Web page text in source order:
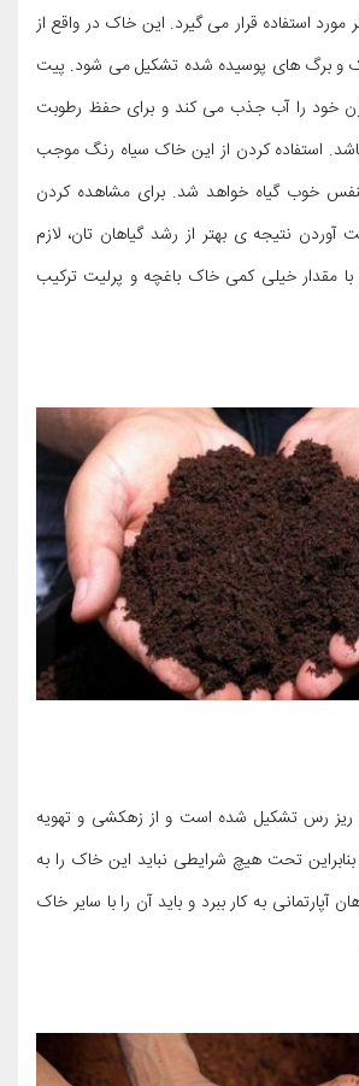
مورد استفاده قرار می گیرد. این خاک در واقع از
و برگ های پوسیده شده تشکیل می شود. پیت
خود را آب جذب می کند و برای حفظ رطوبت
استفاده کردن از این خاک سیاه رنگ موجب
خوب گیاه خواهد شد. برای مشاهده کردن
آوردن نتیجه ی بهتر از رشد گیاهان تان، لازم
مقدار خیلی کمی خاک باغچه و پرلیت ترکیب
ریز رس تشکیل شده است و از زهکشی و تهویه
بنابراین تحت هیچ شرایطی نباید این خاک را به
آپارتمانی به کار ببرد و باید آن را با سایر خاک